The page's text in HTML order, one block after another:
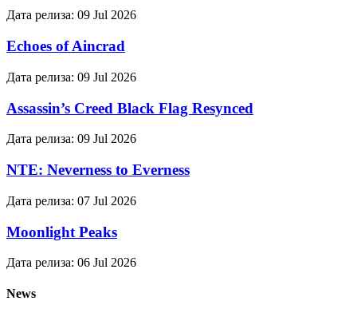
Дата релиза: 09 Jul 2026
Echoes of Aincrad
Дата релиза: 09 Jul 2026
Assassin’s Creed Black Flag Resynced
Дата релиза: 09 Jul 2026
NTE: Neverness to Everness
Дата релиза: 07 Jul 2026
Moonlight Peaks
Дата релиза: 06 Jul 2026
News